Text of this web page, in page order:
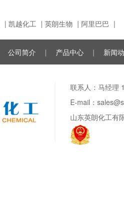
| 凯越化工 | 英朗生物 | 阿里巴巴 |
公司简介 | 产品中心 | 新闻
联系人：马经理
E-mail：
山东英朗化工有